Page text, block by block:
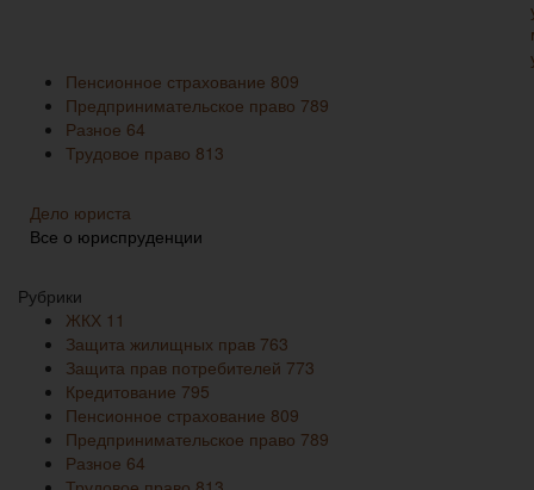
Пенсионное страхование 809
Предпринимательское право 789
Разное 64
Трудовое право 813
Дело юриста
Все о юриспруденции
Рубрики
ЖКХ 11
Защита жилищных прав 763
Защита прав потребителей 773
Кредитование 795
Пенсионное страхование 809
Предпринимательское право 789
Разное 64